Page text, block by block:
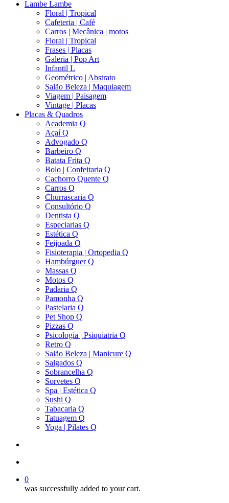
Lambe Lambe
Floral | Tropical
Cafeteria | Café
Carros | Mecânica | motos
Floral | Tropical
Frases | Placas
Galeria | Pop Art
Infantil L
Geométrico | Abstrato
Salão Beleza | Maquiagem
Viagem | Paisagem
Vintage | Placas
Placas & Quadros
Academia Q
Açaí Q
Advogado Q
Barbeiro Q
Batata Frita Q
Bolo | Confeitaria Q
Cachorro Quente Q
Carros Q
Churrascaria Q
Consultório Q
Dentista Q
Especiarias Q
Estética Q
Feijoada Q
Fisioterapia | Ortopedia Q
Hambúrguer Q
Massas Q
Motos Q
Padaria Q
Pamonha Q
Pastelaria Q
Pet Shop Q
Pizzas Q
Psicologia | Psiquiatria Q
Retro Q
Salão Beleza | Manicure Q
Salgados Q
Sobrancelha Q
Sorvetes Q
Spa | Estética Q
Sushi Q
Tabacaria Q
Tatuagem Q
Yoga | Pilates Q
0
was successfully added to your cart.